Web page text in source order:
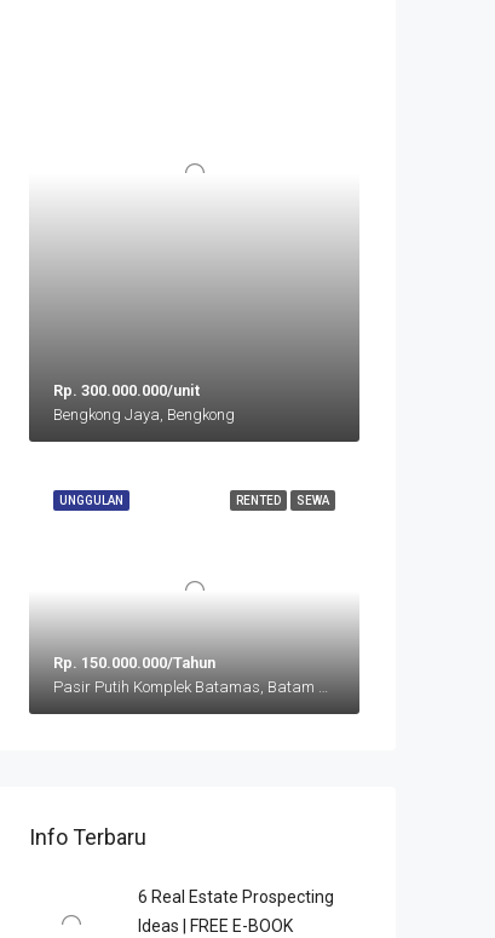
Rp. 300.000.000/unit
Bengkong Jaya, Bengkong
RENTED SEWA
UNGGULAN
Rp. 150.000.000/Tahun
Info Terbaru
6 Rеаl Eѕtаtе Prоѕресtіng
Idеаѕ | FREE E-BOOK